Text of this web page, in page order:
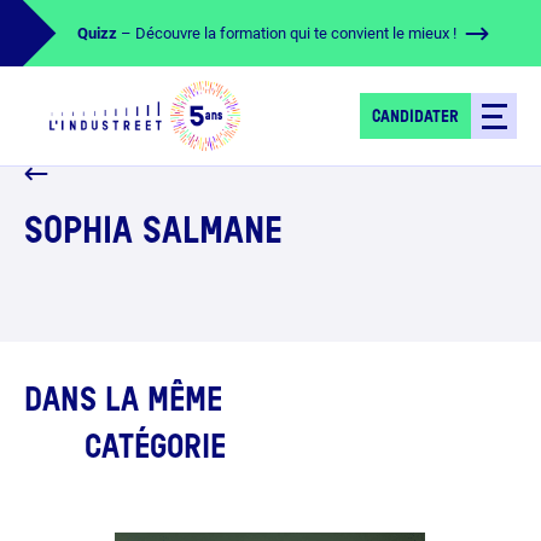
Quizz – Découvre la formation qui te convient le mieux !
CANDIDATER
SOPHIA SALMANE
DANS LA MÊME
CATÉGORIE